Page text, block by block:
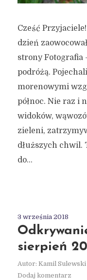
Cześć
dzień
strony Fotografia
podróżą.
morenowymi
północ. Nie raz i
widoków,
zieleni,
dłuższych chwil.
do...
3 września 2018
sierpień
Autor: Kamil Sulewski
Dodaj komentarz